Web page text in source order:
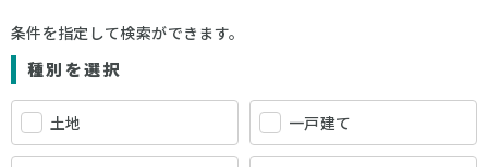
条件を指定して検索ができます。
種別を選択
土地 一戸建て